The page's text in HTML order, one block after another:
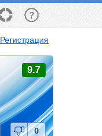
Регистрация
9.7
0